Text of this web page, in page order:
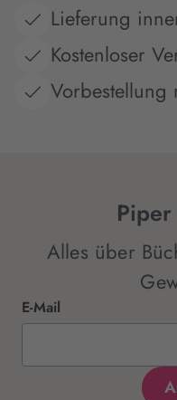
Lieferung
Kostenloser
Vorbestellung
Alles über
E-Mail